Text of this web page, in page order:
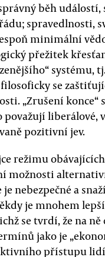
běh událostí,
spravedlnosti,
minimální
přežitek
systému,
se
„Zrušení konce“
považují
pozitivní jev.
režimu
možnosti
je nebezpečné a
je mnohem
se tvrdí, že na
jako je
přístupu lidí